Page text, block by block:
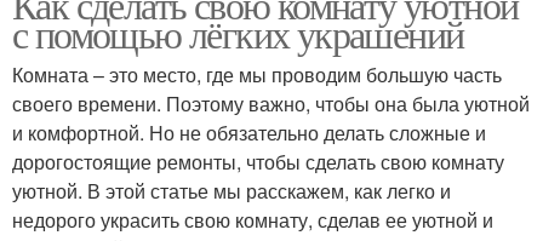
с помощью лёгких украшений
Комната – это место, где мы проводим большую часть
своего времени. Поэтому важно, чтобы она была уютной
и комфортной. Но не обязательно делать сложные и
дорогостоящие ремонты, чтобы сделать свою комнату
уютной. В этой статье мы расскажем, как легко и
недорого украсить свою комнату, сделав ее уютной и